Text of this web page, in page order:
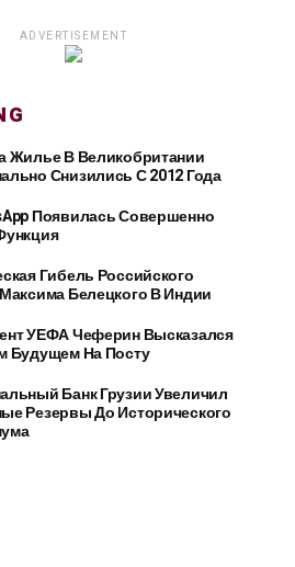
ADVERTISEMENT
Жилье В Великобритании
Снизились С 2012 Года
Появилась Совершенно
Гибель Российского
Белецкого В Индии
УЕФА Чеферин Высказался
Будущем На Посту
Банк Грузии Увеличил
Резервы До Исторического